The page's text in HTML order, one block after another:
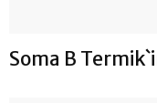
Soma B